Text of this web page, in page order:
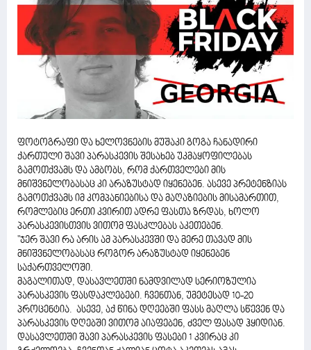
ფოტოგრაფი და ხელოვნების მუშაკი გოგა ჩანადირი
ქართული შავი პარასკევის შესახებ უკმაყოფილებას
გამოთქვამს და ამბობს, რომ ქართველები მის
მნიშვნელობასაც კი არაზუსტად იყენებენ. ასევე პრეტენზიას
გამოთქვამს იმ კომპანიებისა და მაღაზიების მისამართით,
რომლებიც ერთი კვირით ადრე ფასთა ზრდას, ხოლო
პარასკევისთვის ვითომ ფასკლებას აკეთებენ.
"ჯერ შავი რა არის ამ პარასკევში და მერე თავად მის
მნიშვნელობასაც როგორ არაზუსტად იყენებენ
საქართველოში.
მაგალითად, დასავლეთში ნამდვილად სერიოზულია
პარასკევის ფასდაკლებები. ჩვენთან, უმეტესად 10-20
პროცენტია. ასევე, აქ წინა დღეებში ფასს მაღლა სწევენ და
პარასკევის დღებში ვითომ აიაფებენ, ძველ ფასად ჰყიდიან.
დასავლეთში შავი პარასკევის ფასები 1 კვირაც კი